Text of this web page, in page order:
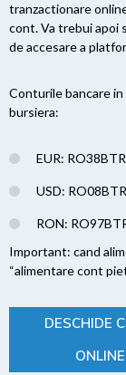
tranzactionare
cont. Va trebui apoi
de accesare a
Conturile bancare
bursiera:
EUR:
USD:
RON:
Important: cand
“alimentare cont
DESCHIDE
ONLINE